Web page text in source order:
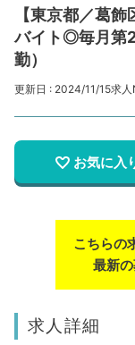
【東京都／葛
バイト◎毎月第
勤）
更新日 : 2024/11/15求
お気に入
こちらの
最新
求人詳細